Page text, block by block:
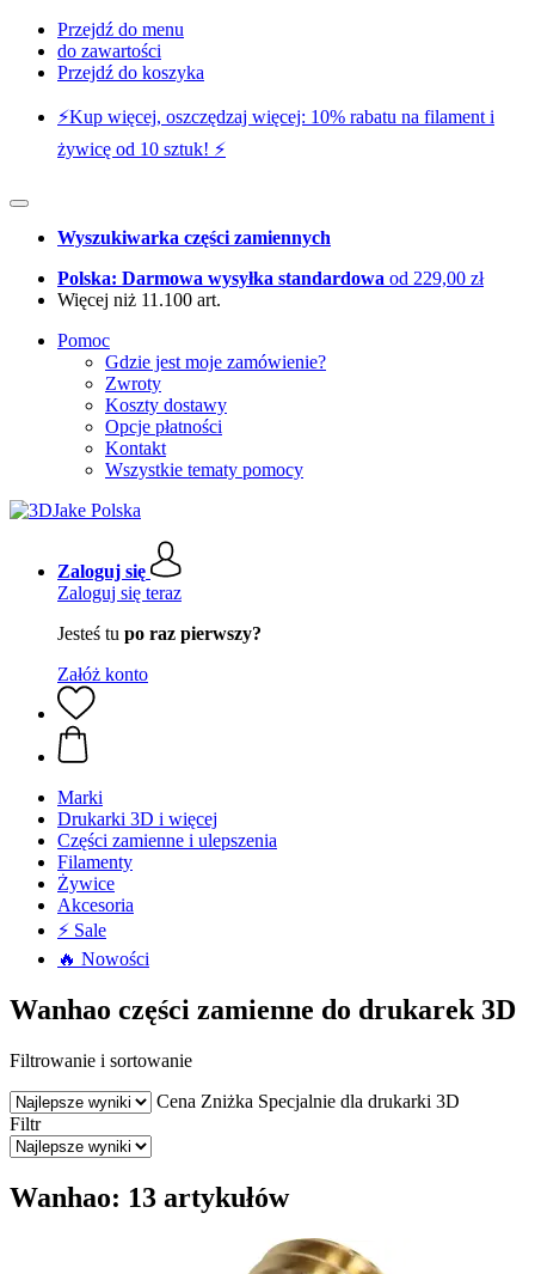
Przejdź do menu
do zawartości
Przejdź do koszyka
⚡️Kup więcej, oszczędzaj więcej: 10% rabatu na filament i
żywicę od 10 sztuk! ⚡️
Wyszukiwarka części zamiennych
Polska: Darmowa wysyłka standardowa od 229,00 zł
Więcej niż 11.100 art.
Pomoc
Gdzie jest moje zamówienie?
Zwroty
Koszty dostawy
Opcje płatności
Kontakt
Wszystkie tematy pomocy
Zaloguj się
Zaloguj się teraz
Jesteś tu po raz pierwszy?
Załóż konto
Marki
Drukarki 3D i więcej
Części zamienne i ulepszenia
Filamenty
Żywice
Akcesoria
⚡ Sale
🔥 Nowości
Wanhao części zamienne do drukarek 3D
Filtrowanie i sortowanie
Cena Zniżka Specjalnie dla drukarki 3D
Filtr
Wanhao: 13 artykułów